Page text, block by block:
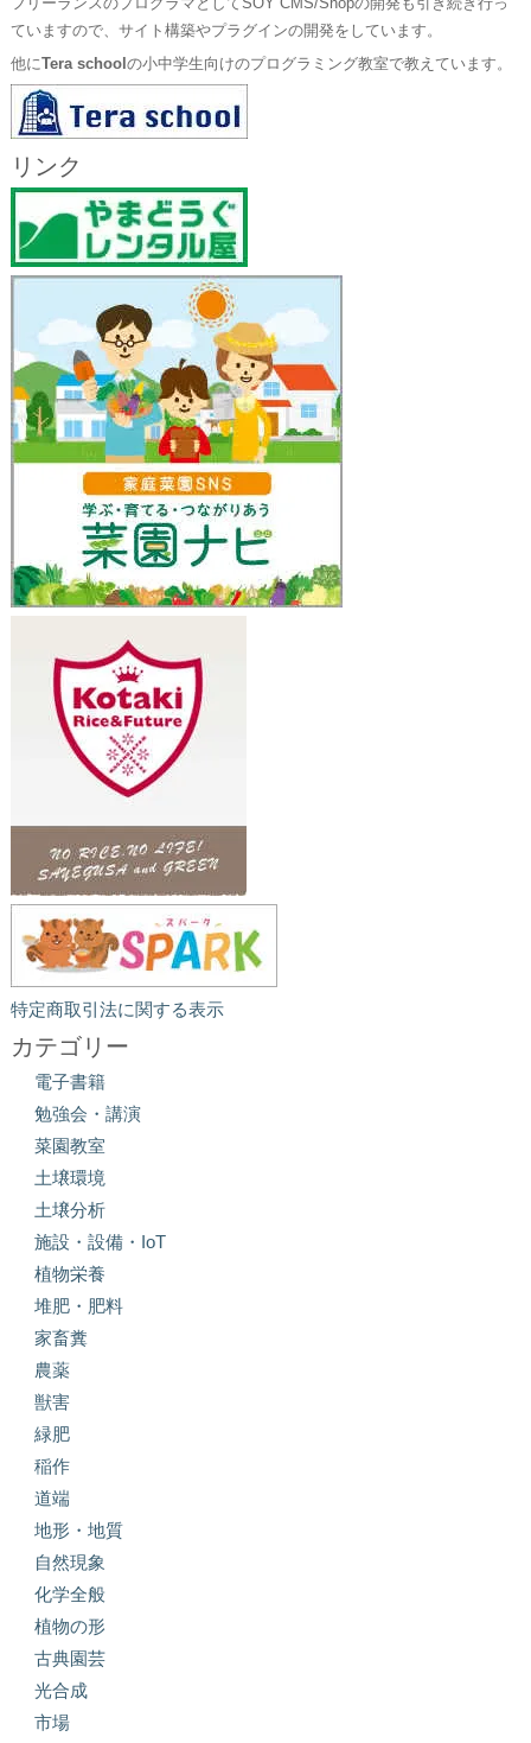
フリーランスのプログラマとしてSOY CMS/Shopの開発も引き続き行っ
ていますので、サイト構築やプラグインの開発をしています。
他にTera school の小中学生向けのプログラミング教室で教えています。
リンク
特定商取引法に関する表示
カテゴリー
電子書籍
勉強会・講演
菜園教室
土壌環境
土壌分析
施設・設備・IoT
植物栄養
堆肥・肥料
家畜糞
農薬
獣害
緑肥
稲作
道端
地形・地質
自然現象
化学全般
植物の形
古典園芸
光合成
市場